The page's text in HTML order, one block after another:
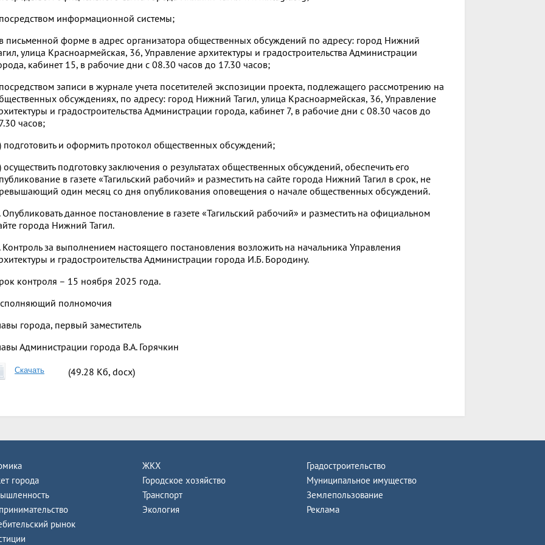
информационной системы;
письменной форме в адрес организатора общественных обсуждений по адресу: город Нижний
улица Красноармейская, 36, Управление архитектуры и градостроительства Администрации
кабинет 15, в рабочие дни с 08.30 часов до 17.30 часов;
записи в журнале учета посетителей экспозиции проекта, подлежащего рассмотрению на
обсуждениях, по адресу: город Нижний Тагил, улица Красноармейская, 36, Управление
и градостроительства Администрации города, кабинет 7, в рабочие дни с 08.30 часов до
часов;
подготовить и оформить протокол общественных обсуждений;
осуществить подготовку заключения о результатах общественных обсуждений, обеспечить его
в газете «Тагильский рабочий» и разместить на сайте города Нижний Тагил в срок, не
один месяц со дня опубликования оповещения о начале общественных обсуждений.
Опубликовать данное постановление в газете «Тагильский рабочий» и разместить на официальном
города Нижний Тагил.
Контроль за выполнением настоящего постановления возложить на начальника Управления
и градостроительства Администрации города И.Б. Бородину.
контроля – 15 ноября 2025 года.
полномочия
города, первый заместитель
Администрации города В.А. Горячкин
Скачать (49.28 Кб, docx)
города
рынок
ЖКХ
Городское хозяйство
Транспорт
Экология
Градостроительство
Муниципальное имущество
Землепользование
Реклама